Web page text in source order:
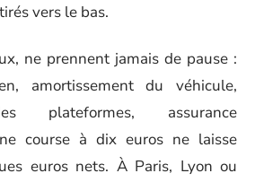
vers le bas.
ne prennent jamais de pause :
amortissement du véhicule,
plateformes, assurance
course à dix euros ne laisse
euros nets. À Paris, Lyon ou